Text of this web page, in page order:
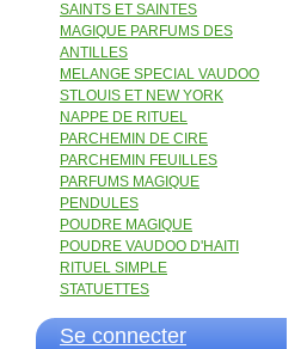
SAINTS ET SAINTES
MAGIQUE PARFUMS DES
ANTILLES
MELANGE SPECIAL VAUDOO
STLOUIS ET NEW YORK
NAPPE DE RITUEL
PARCHEMIN DE CIRE
PARCHEMIN FEUILLES
PARFUMS MAGIQUE
PENDULES
POUDRE MAGIQUE
POUDRE VAUDOO D'HAITI
RITUEL SIMPLE
STATUETTES
Se connecter